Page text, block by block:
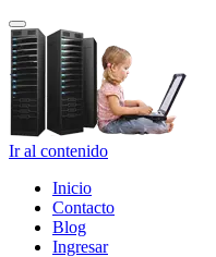
Cambiar navegación
Ir al contenido
Inicio
Contacto
Blog
Ingresar